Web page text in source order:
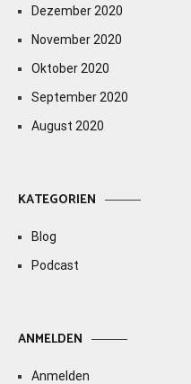
Dezember 2020
November 2020
Oktober 2020
September 2020
August 2020
KATEGORIEN
Blog
Podcast
ANMELDEN
Anmelden